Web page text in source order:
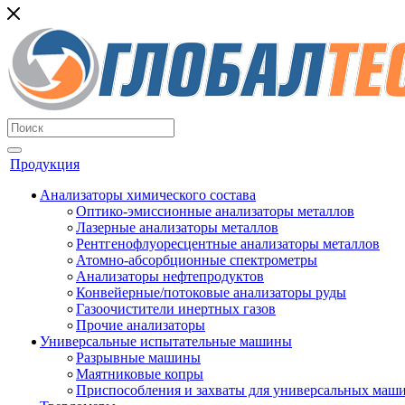
Продукция
Анализаторы химического состава
Оптико-эмиссионные анализаторы металлов
Лазерные анализаторы металлов
Рентгенофлуоресцентные анализаторы металлов
Атомно-абсорбционные спектрометры
Анализаторы нефтепродуктов
Конвейерные/потоковые анализаторы руды
Газоочистители инертных газов
Прочие анализаторы
Универсальные испытательные машины
Разрывные машины
Маятниковые копры
Приспособления и захваты для универсальных